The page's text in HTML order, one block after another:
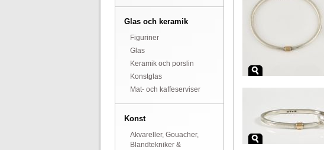
Glas och keramik
Figuriner
Glas
Keramik och porslin
Konstglas
Mat- och kaffeserviser
Konst
Akvareller, Gouacher,
Blandtekniker &